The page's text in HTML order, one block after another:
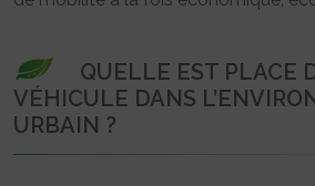
QUELLE EST PLACE
VÉHICULE DANS
URBAIN ?